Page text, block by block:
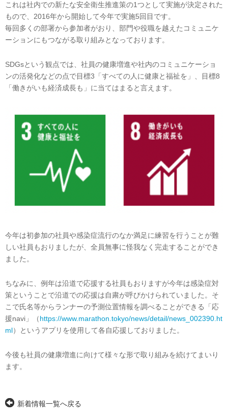
これは社内での新たな安全衛生推進策の1つとして実施が決定された
もので、2016年から開始して今年で実施5回目です。
毎回多くの部署から参加者がおり、部門や役職を越えたコミュニケ
ーションにもつながる取り組みとなっております。
SDGsという観点では、社員の健康増進や社内のコミュニケーショ
ンの活発化などの点で目標3「すべての人に健康と福祉を」、目標8
「働きがいも経済成長も」に当てはまると言えます。
今年は初参加の社員や感染症流行のなか満足に練習を行うことが難
しい社員もおりましたが、全員無事に怪我なく完走することができ
ました。
ちなみに、例年は沿道で応援する社員もおりますが今年は感染症対
策ということで沿道での応援は自粛が呼びかけられていました。そ
こで氏名等からランナーの予測位置情報を調べることができる「応
援navi」（https://www.marathon.tokyo/news/detail/news_002390.ht
ml）というアプリを使用して各自応援しておりました。
今後も社員の健康増進に向けて様々な形で取り組みを続けてまいり
ます。
新着情報一覧へ戻る